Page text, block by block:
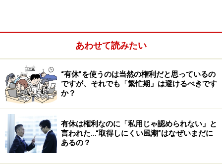
今回の記事では、どういうケースが「パワハラ」なの
か、企業の責任、とるべき措置、予防法、解決法などの
解説をいたします。マニュアルはあってないような世界
です。職場の人間関係のあり方を今一度考えていくべき
深いテーマと言えるのでしょう。人間関係＝「信頼関
係」がキーワードです。快適な職場環境を構築し実践し
ていくことこそ、労務管理の極みなのですね。
あわせて読みたい
“有休”を使うのは当然の権利だと思っているの
ですが、それでも「繁忙期」は避けるべきです
か？
有休は権利なのに「私用じゃ認められない」と
言われた…“取得しにくい風潮”はなぜいまだに
あるの？